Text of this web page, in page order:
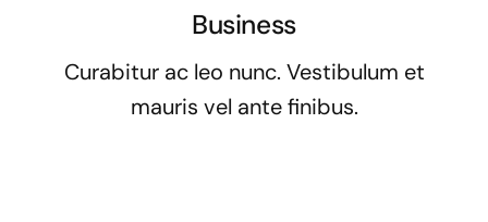
Business
Curabitur ac leo nunc. Vestibulum et
mauris vel ante finibus.